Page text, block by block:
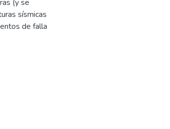
(y se
sísmicas
de falla